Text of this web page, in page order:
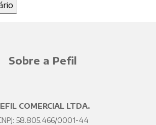
Sobre a Pefil
COMERCIAL LTDA.
58.805.466/0001-44